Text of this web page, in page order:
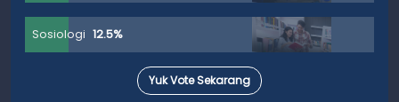
Sosiologi 12.5%
Yuk Vote Sekarang